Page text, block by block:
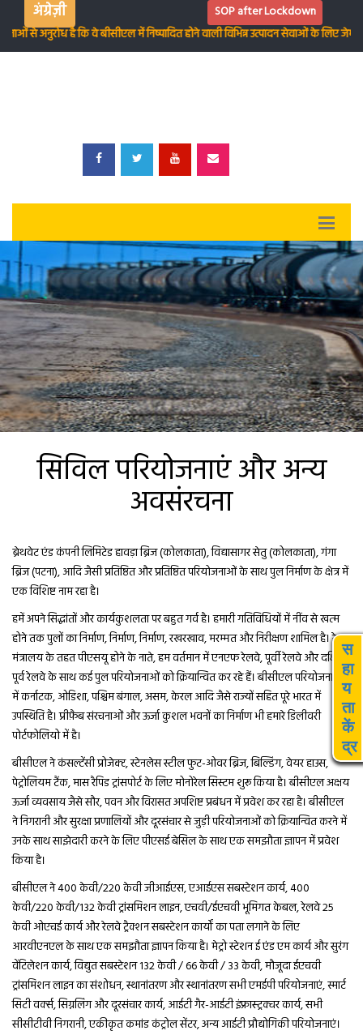
स
हा
य
ता
कें
द्र
अंग्रेज़ी
SOP after Lockdown
से अनुरोध है कि वे बीसीएल में निष्पादित होने वाली विभिन्न उत्पादन सेवाओं के लिए जेम
सिविल परियोजनाएं और अन्य
अवसंरचना
ब्रेथवेट एंड कंपनी लिमिटेड हावड़ा ब्रिज (कोलकाता), विद्यासागर सेतु (कोलकाता), गंगा
ब्रिज (पटना), आदि जैसी प्रतिष्ठित और प्रतिष्ठित परियोजनाओं के साथ पुल निर्माण के क्षेत्र में
एक विशिष्ट नाम रहा है।
हमें अपने सिद्धांतों और कार्यकुशलता पर बहुत गर्व है। हमारी गतिविधियों में नींव से खत्म
होने तक पुलों का निर्माण, निर्माण, निर्माण, रखरखाव, मरम्मत और निरीक्षण शामिल है। रेल
मंत्रालय के तहत पीएसयू होने के नाते, हम वर्तमान में एनएफ रेलवे, पूर्वी रेलवे और दक्षिण
पूर्व रेलवे के साथ कई पुल परियोजनाओं को क्रियान्वित कर रहे हैं। बीसीएल परियोजनाओं
में कर्नाटक, ओडिशा, पश्चिम बंगाल, असम, केरल आदि जैसे राज्यों सहित पूरे भारत में
उपस्थिति है। प्रीफ़ैब संरचनाओं और ऊर्जा कुशल भवनों का निर्माण भी हमारे डिलीवरी
पोर्टफोलियो में है।
बीसीएल ने कंसल्टेंसी प्रोजेक्ट, स्टेनलेस स्टील फुट-ओवर ब्रिज, बिल्डिंग, वेयर हाउस,
पेट्रोलियम टैंक, मास रैपिड ट्रांसपोर्ट के लिए मोनोरेल सिस्टम शुरू किया है। बीसीएल अक्षय
ऊर्जा व्यवसाय जैसे सौर, पवन और विरासत अपशिष्ट प्रबंधन में प्रवेश कर रहा है। बीसीएल
ने निगरानी और सुरक्षा प्रणालियों और दूरसंचार से जुड़ी परियोजनाओं को क्रियान्वित करने में
उनके साथ साझेदारी करने के लिए पीएसई बेसिल के साथ एक समझौता ज्ञापन में प्रवेश
किया है।
बीसीएल ने 400 केवी/220 केवी जीआईएस, एआईएस सबस्टेशन कार्य, 400
केवी/220 केवी/132 केवी ट्रांसमिशन लाइन, एचवी/ईएचवी भूमिगत केबल, रेलवे 25
केवी ओएचई कार्य और रेलवे ट्रैक्शन सबस्टेशन कार्यों का पता लगाने के लिए
आरवीएनएल के साथ एक समझौता ज्ञापन किया है। मेट्रो स्टेशन ई एंड एम कार्य और सुरंग
वेंटिलेशन कार्य, विद्युत सबस्टेशन 132 केवी / 66 केवी / 33 केवी, मौजूदा ईएचवी
ट्रांसमिशन लाइन का संशोधन, स्थानांतरण और स्थानांतरण सभी एमईपी परियोजनाएं, स्मार्ट
सिटी वर्क्स, सिग्नलिंग और दूरसंचार कार्य, आईटी गैर-आईटी इंफ्रास्ट्रक्चर कार्य, सभी
सीसीटीवी निगरानी, एकीकृत कमांड कंट्रोल सेंटर, अन्य आईटी प्रौद्योगिकी परियोजनाएं।